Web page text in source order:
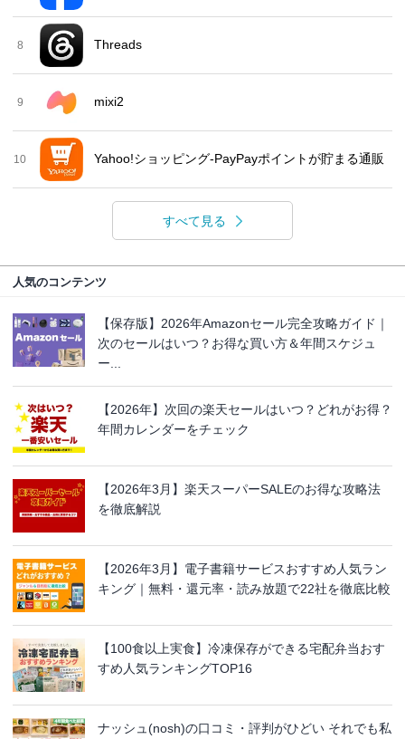
8 Threads
9 mixi2
10 Yahoo!ショッピング-PayPayポイントが貯まる通販
すべて見る
人気のコンテンツ
【保存版】2026年Amazonセール完全攻略ガイド｜
次のセールはいつ？お得な買い方＆年間スケジュ
ー...
【2026年】次回の楽天セールはいつ？どれがお得？
年間カレンダーをチェック
【2026年3月】楽天スーパーSALEのお得な攻略法
を徹底解説
【2026年3月】電子書籍サービスおすすめ人気ラン
キング｜無料・還元率・読み放題で22社を徹底比較
【100食以上実食】冷凍保存ができる宅配弁当おす
すめ人気ランキングTOP16
ナッシュ(nosh)の口コミ・評判がひどい それでも私